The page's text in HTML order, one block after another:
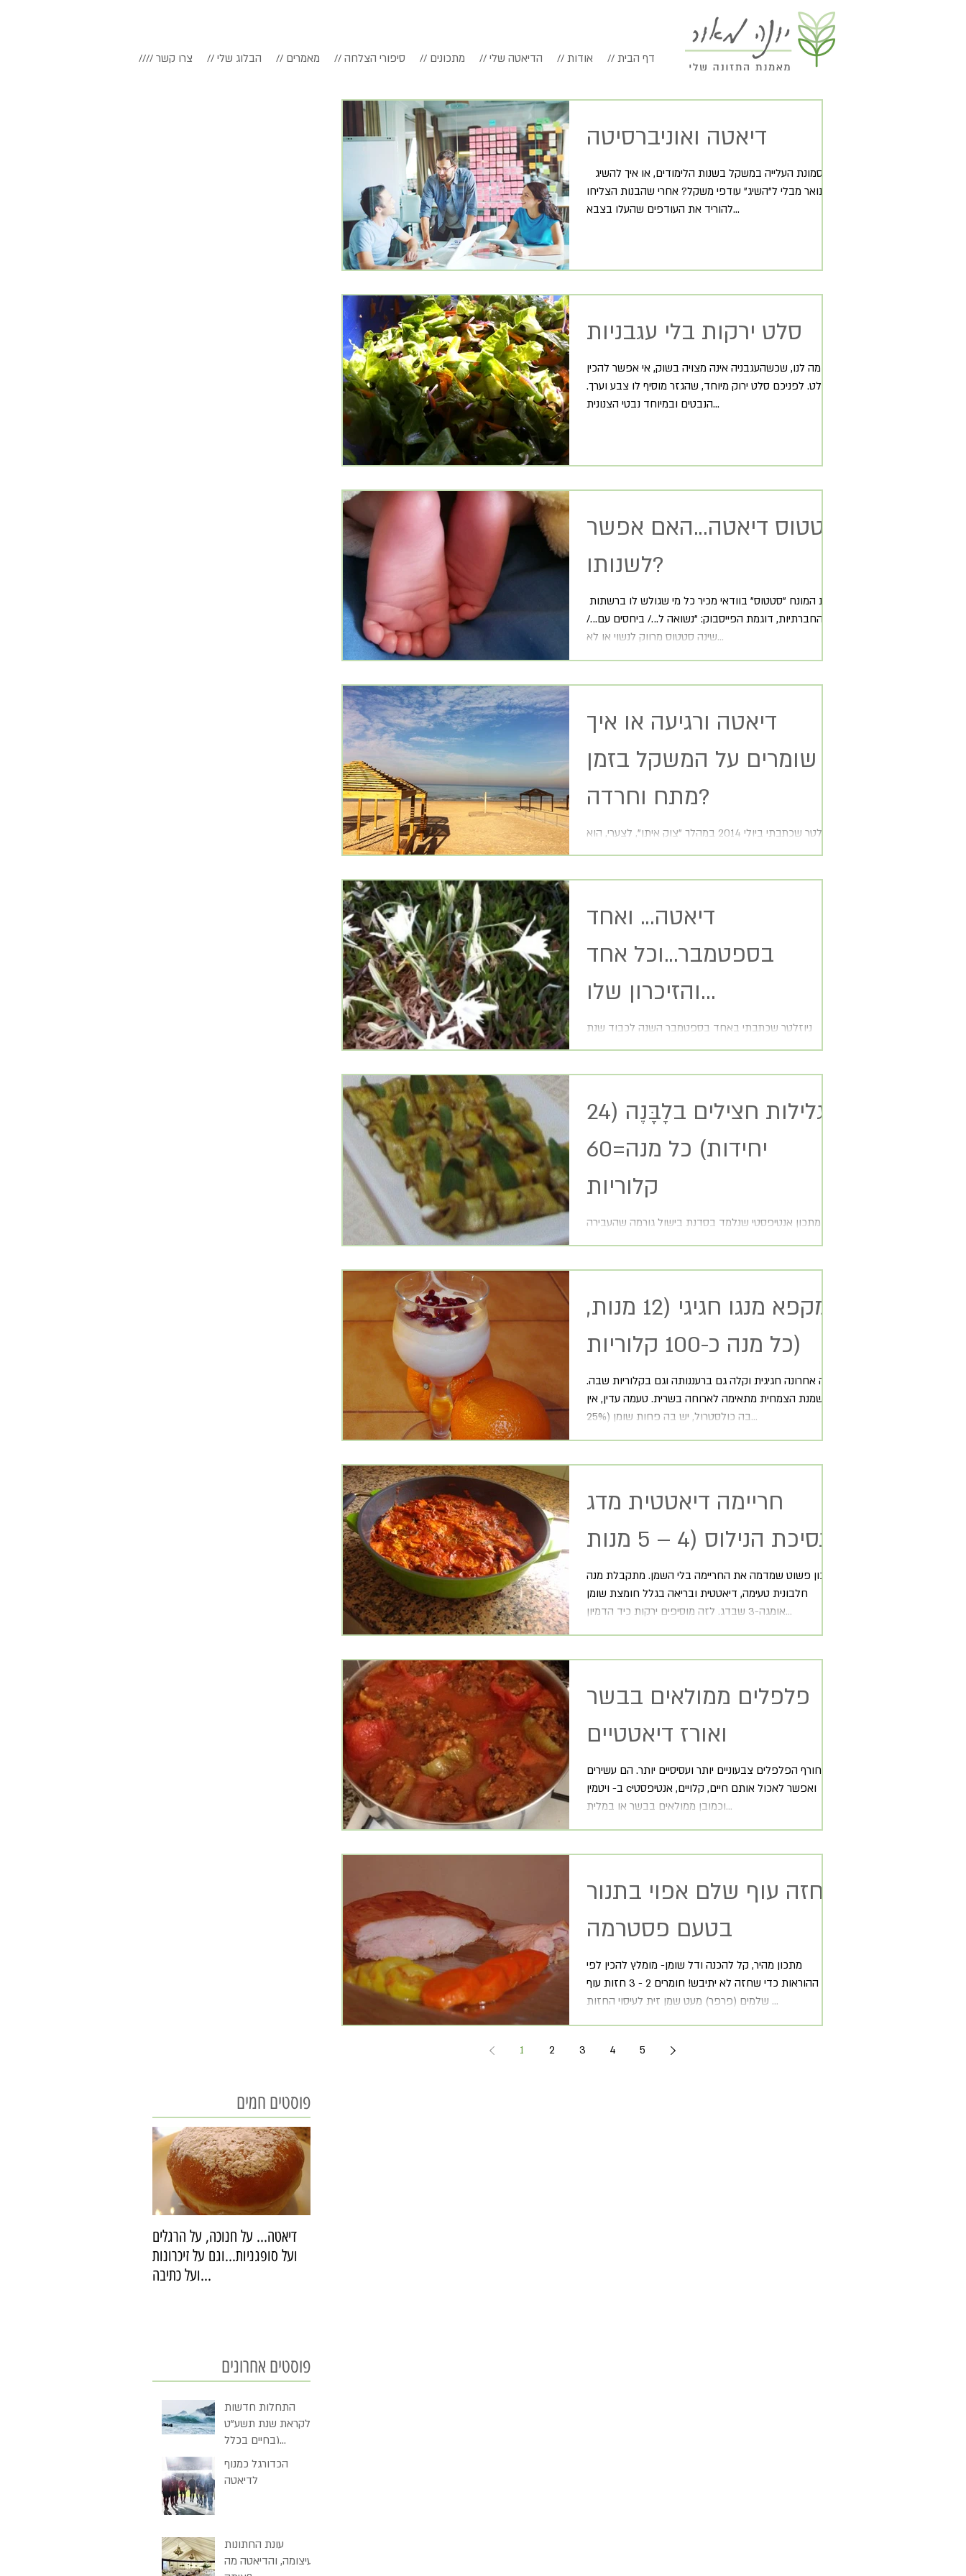
//// צרו קשר // הבלוג שלי // מאמרים // סיפורי הצלחה // מתכונים // הדיאטה שלי // אודות // דף הבית
דיאטה ואוניברסיטה
תואר מבלי ל"השיג" עודפי משקל? אחרי שהבנות הצליחו
להוריד את העודפים שהעלו בצבא...
סלט ירקות בלי עגבניות
נדמה לנו, שכשהעגבניה אינה מצויה בשוק, אי אפשר להכין
סלט. לפניכם סלט ירוק מיוחד, שהגזר מוסיף לו צבע וערך.
הנבטים ובמיוחד נבטי הצנונית...
סטטוס דיאטה...האם אפשר
לשנותו?
החברתיות, דוגמת הפייסבוק: "נשואה ל.../ ביחסים עם.../
שינה סטטוס מרווק לנשוי או לא...
דיאטה ורגיעה או איך
שומרים על המשקל בזמן
מתח וחרדה?
ניוזלטר שכתבתי ביולי 2014 במהלך "צוק איתן", לצערי, הוא
דיאטה... ואחד
בספטמבר...וכל אחד
והזיכרון שלו...
ניוזלטר שכתבתי באחד בספטמבר השנה לכבוד שנת
תשע"ו בנושא הזיכרון. לוח השנה הקדים אותי והנה אנחנו
גלילות חצילים בלָבָּנֶה (24
יחידות) כל מנה=60
קלוריות
מתכון אנטיפסטי שנלמד בסדנת בישול גורמה שהעבירה
מקפא מנגו חגיגי (12 מנות,
כל מנה כ-100 קלוריות)
מנה אחרונה חגיגית וקלה גם ברעננותה וגם בקלוריות שבה.
השמנת הצמחית מתאימה לארוחה בשרית. טעמה עדין, אין
בה כולסטרול, יש בה פחות שומן (25%...
חריימה דיאטטית מדג
מתכון פשוט שמדמה את החריימה בלי השמן. מתקבלת מנה
חלבונית טעימה, דיאטטית ובריאה בגלל חומצת שומן
אומגה-3 שבדג. לזה מוסיפים ירקות כיד הדמיון...
פלפלים ממולאים בבשר
ואורז דיאטטיים
בחורף הפלפלים צבעוניים יותר ועסיסיים יותר. הם עשירים
ב- ויטמין cואפשר לאכול אותם חיים, קלויים, אנטיפסטי
וכמובן ממולאים בבשר או במלית...
חזה עוף שלם אפוי בתנור
בטעם פסטרמה
מתכון מהיר, קל להכנה ודל שומן- מומלץ להכין לפי
ההוראות כדי שחזה לא יתיבש! חומרים 2 - 3 חזות עוף
שלמים (פרפר) מעט שמן זית לעיסוי החזות ...
1 2 3 4 5
פוסטים חמים
דיאטה... על חנוכה, על הרגלים
ועל סופגניות...וגם על זיכרונות
ועל כתיבה...
פוסטים אחרונים
התחלות חדשות
לקראת שנת תשע"ט
(בחיים בכלל
הכדורגל כמנוף
לדיאטה
עונת החתונות
בעיצומה, והדיאטה מה